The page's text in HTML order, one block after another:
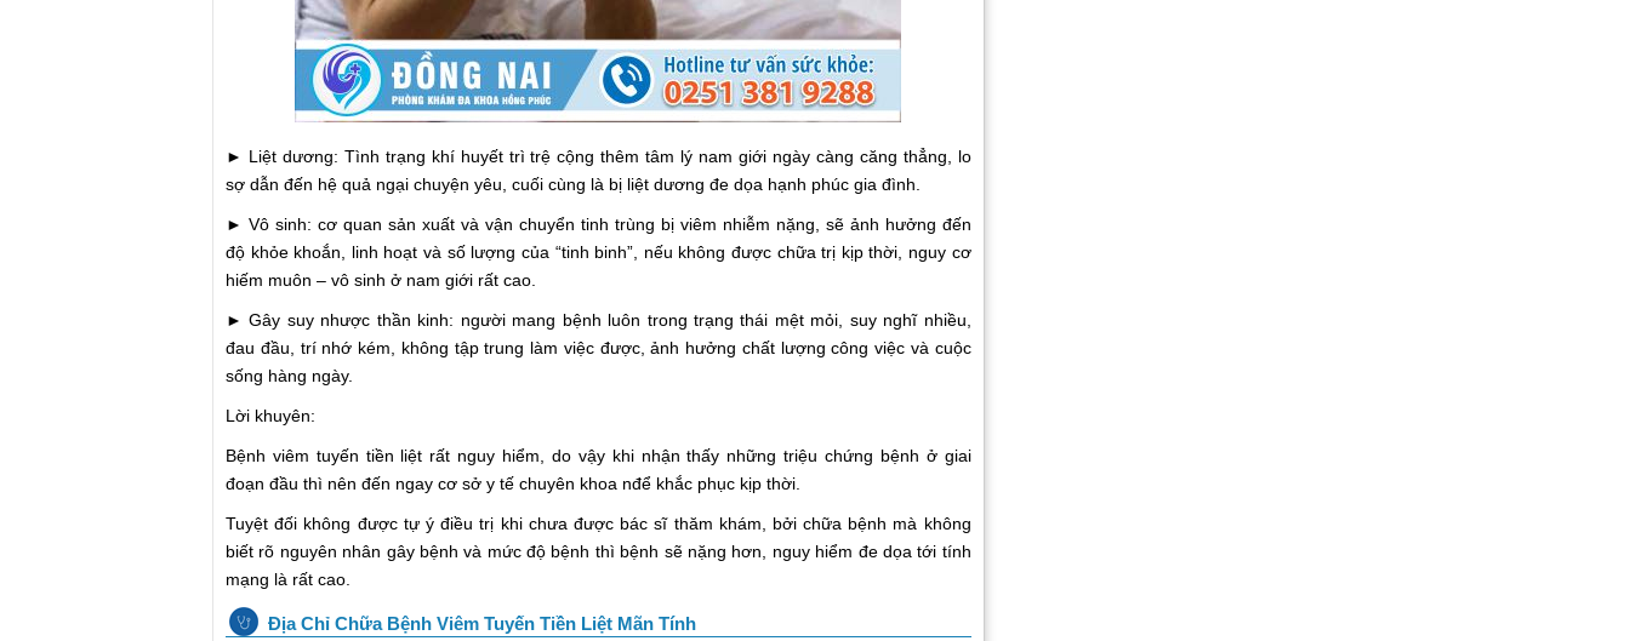
► Liệt dương: Tình trạng khí huyết trì trệ cộng thêm tâm lý nam giới ngày càng căng thẳng, lo
sợ dẫn đến hệ quả ngại chuyện yêu, cuối cùng là bị liệt dương đe dọa hạnh phúc gia đình.
► Vô sinh: cơ quan sản xuất và vận chuyển tinh trùng bị viêm nhiễm nặng, sẽ ảnh hưởng đến
độ khỏe khoắn, linh hoạt và số lượng của “tinh binh”, nếu không được chữa trị kịp thời, nguy cơ
hiếm muôn – vô sinh ở nam giới rất cao.
► Gây suy nhược thần kinh: người mang bệnh luôn trong trạng thái mệt mỏi, suy nghĩ nhiều,
đau đầu, trí nhớ kém, không tập trung làm việc được, ảnh hưởng chất lượng công việc và cuộc
sống hàng ngày.
Lời khuyên:
Bệnh viêm tuyến tiền liệt rất nguy hiểm, do vậy khi nhận thấy những triệu chứng bệnh ở giai
đoạn đầu thì nên đến ngay cơ sở y tế chuyên khoa nđể khắc phục kịp thời.
Tuyệt đối không được tự ý điều trị khi chưa được bác sĩ thăm khám, bởi chữa bệnh mà không
biết rõ nguyên nhân gây bệnh và mức độ bệnh thì bệnh sẽ nặng hơn, nguy hiểm đe dọa tới tính
mạng là rất cao.
Địa Chỉ Chữa Bệnh Viêm Tuyến Tiền Liệt Mãn Tính